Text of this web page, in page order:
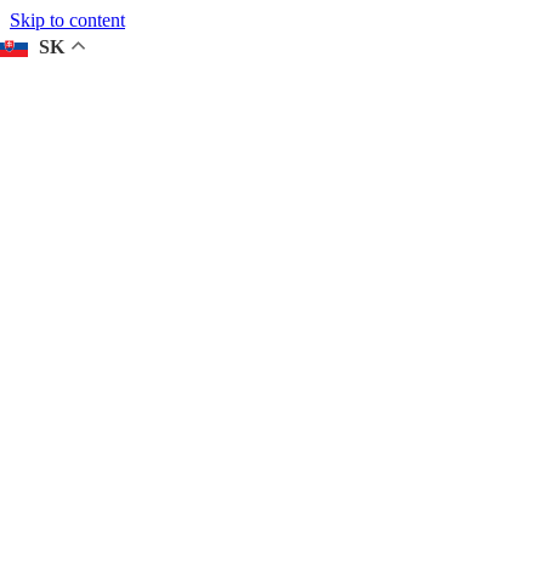
Skip to content
SK